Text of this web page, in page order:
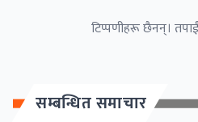
टिप्पणीहरू छैनन्।
सम्बन्धित समाचार